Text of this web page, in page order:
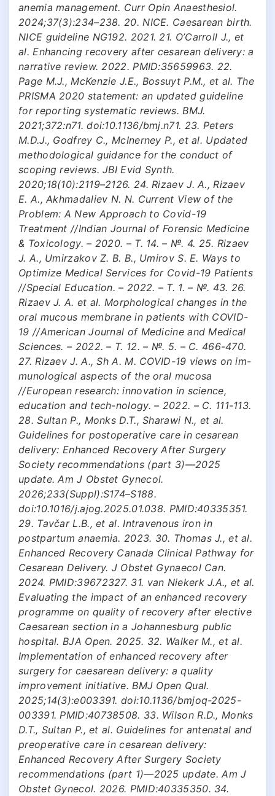
anemia management. Curr Opin Anaesthesiol.
2024;37(3):234–238. 20. NICE. Caesarean birth.
NICE guideline NG192. 2021. 21. O’Carroll J., et
al. Enhancing recovery after cesarean delivery: a
narrative review. 2022. PMID:35659963. 22.
Page M.J., McKenzie J.E., Bossuyt P.M., et al. The
PRISMA 2020 statement: an updated guideline
for reporting systematic reviews. BMJ.
2021;372:n71. doi:10.1136/bmj.n71. 23. Peters
M.D.J., Godfrey C., McInerney P., et al. Updated
methodological guidance for the conduct of
scoping reviews. JBI Evid Synth.
2020;18(10):2119–2126. 24. Rizaev J. A., Rizaev
E. A., Akhmadaliev N. N. Current View of the
Problem: A New Approach to Covid-19
Treatment //Indian Journal of Forensic Medicine
& Toxicology. – 2020. – Т. 14. – №. 4. 25. Rizaev
J. A., Umirzakov Z. B. B., Umirov S. E. Ways to
Optimize Medical Services for Covid-19 Patients
//Special Education. – 2022. – Т. 1. – №. 43. 26.
Rizaev J. A. et al. Morphological changes in the
oral mucous membrane in patients with COVID-
19 //American Journal of Medicine and Medical
Sciences. – 2022. – Т. 12. – №. 5. – С. 466-470.
27. Rizaev J. A., Sh A. M. COVID-19 views on im-
munological aspects of the oral mucosa
//European research: innovation in science,
education and tech-nology. – 2022. – С. 111-113.
28. Sultan P., Monks D.T., Sharawi N., et al.
Guidelines for postoperative care in cesarean
delivery: Enhanced Recovery After Surgery
Society recommendations (part 3)—2025
update. Am J Obstet Gynecol.
2026;233(Suppl):S174–S188.
doi:10.1016/j.ajog.2025.01.038. PMID:40335351.
29. Tavčar L.B., et al. Intravenous iron in
postpartum anaemia. 2023. 30. Thomas J., et al.
Enhanced Recovery Canada Clinical Pathway for
Cesarean Delivery. J Obstet Gynaecol Can.
2024. PMID:39672327. 31. van Niekerk J.A., et al.
Evaluating the impact of an enhanced recovery
programme on quality of recovery after elective
Caesarean section in a Johannesburg public
hospital. BJA Open. 2025. 32. Walker M., et al.
Implementation of enhanced recovery after
surgery for caesarean delivery: a quality
improvement initiative. BMJ Open Qual.
2025;14(3):e003391. doi:10.1136/bmjoq-2025-
003391. PMID:40738508. 33. Wilson R.D., Monks
D.T., Sultan P., et al. Guidelines for antenatal and
preoperative care in cesarean delivery:
Enhanced Recovery After Surgery Society
recommendations (part 1)—2025 update. Am J
Obstet Gynecol. 2026. PMID:40335350. 34.